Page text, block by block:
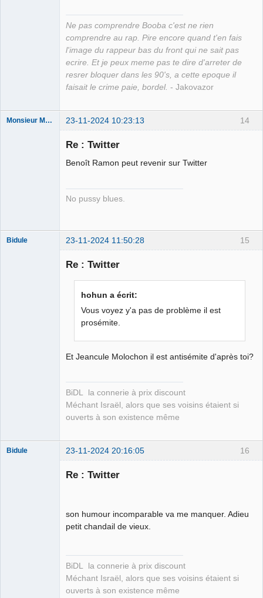
Ne pas comprendre Booba c'est ne rien
comprendre au rap. Pire encore quand t'en fais
l'image du rappeur bas du front qui ne sait pas
ecrire. Et je peux meme pas te dire d'arreter de
resrer bloquer dans les 90's, a cette epoque il
faisait le crime paie, bordel. - Jakovazor
14
Monsieur Maurice 23-11-2024 10:23:13
Re : Twitter
Benoît Ramon peut revenir sur Twitter
No pussy blues.
15
Bidule 23-11-2024 11:50:28
Re : Twitter
hohun a écrit:
Vous voyez y'a pas de problème il est
prosémite.
Et Jeancule Molochon il est antisémite d'après toi?
BiDL la connerie à prix discount
Méchant Israël, alors que ses voisins étaient si
ouverts à son existence même
16
Bidule 23-11-2024 20:16:05
Re : Twitter
son humour incomparable va me manquer. Adieu
petit chandail de vieux.
BiDL la connerie à prix discount
Méchant Israël, alors que ses voisins étaient si
ouverts à son existence même